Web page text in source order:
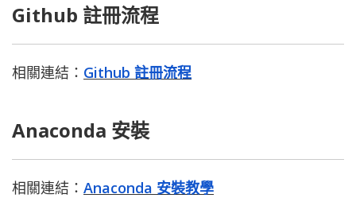
Github 註冊流程
相關連結： Github 註冊流程
Anaconda 安裝
相關連結： Anaconda 安裝教學